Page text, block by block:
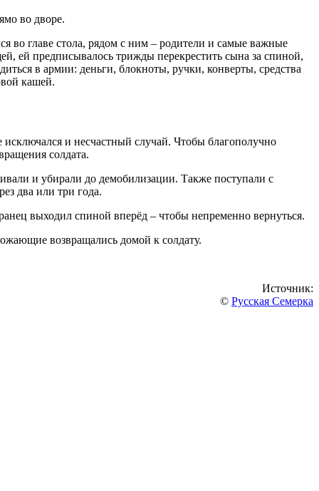
во дворе.
во главе стола, рядом с ним – родители и самые важные
ей предписывалось трижды перекрестить сына за спиной,
в армии: деньги, блокноты, ручки, конверты, средства
кашей.
и несчастный случай. Чтобы благополучно
солдата.
и убирали до демобилизации. Также поступали с
два или три года.
выходил спиной вперёд – чтобы непременно вернуться.
возвращались домой к солдату.
Источник:
© Русская Семерка